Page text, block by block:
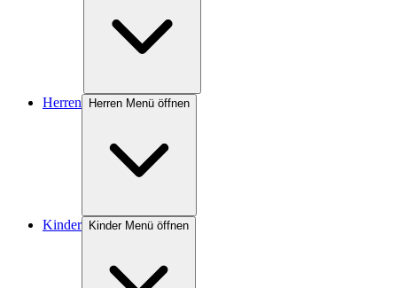
Herren Herren Menü öffnen
Kinder Kinder Menü öffnen